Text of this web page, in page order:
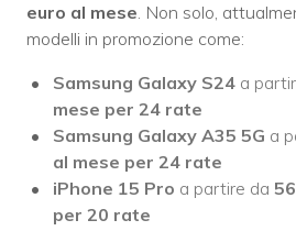
euro al mese. Non solo,
modelli in promozione come:
Samsung Galaxy S24 a
mese per 24 rate
Samsung Galaxy A35 5G a
al mese per 24 rate
iPhone 15 Pro a partire da
per 20 rate